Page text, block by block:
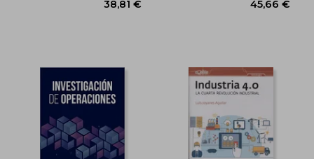
41,61 €